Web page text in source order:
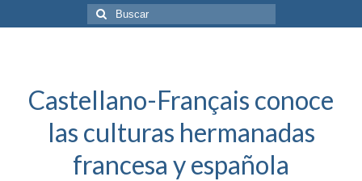
Buscar
por:
Castellano-Français conoce
las culturas hermanadas
francesa y española